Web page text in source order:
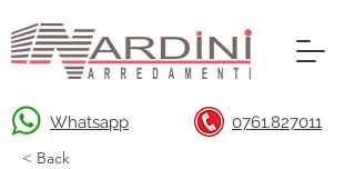
Whatsapp
0761.827011
< Back